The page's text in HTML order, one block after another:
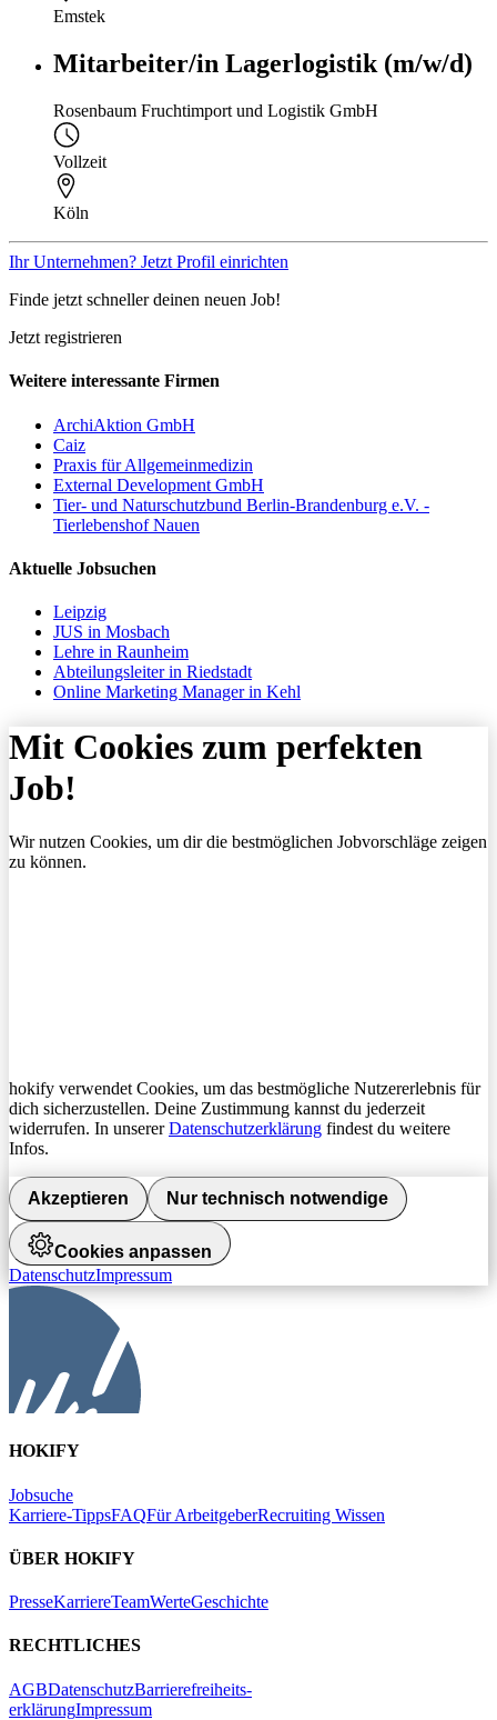
Emstek
Mitarbeiter/in Lagerlogistik (m/w/d)
Rosenbaum Fruchtimport und Logistik GmbH
Vollzeit
Köln
Ihr Unternehmen? Jetzt Profil einrichten
Finde jetzt schneller deinen neuen Job!
Jetzt registrieren
Weitere interessante Firmen
ArchiAktion GmbH
Caiz
Praxis für Allgemeinmedizin
External Development GmbH
Tier- und Naturschutzbund Berlin-Brandenburg e.V. -
Tierlebenshof Nauen
Aktuelle Jobsuchen
Leipzig
JUS in Mosbach
Lehre in Raunheim
Abteilungsleiter in Riedstadt
Online Marketing Manager in Kehl
Mit Cookies zum perfekten
Job!
Wir nutzen Cookies, um dir die bestmöglichen Jobvorschläge zeigen
zu können.
hokify verwendet Cookies, um das bestmögliche Nutzererlebnis für
dich sicherzustellen. Deine Zustimmung kannst du jederzeit
widerrufen. In unsererDatenschutzerklärung findest du weitere
Infos.
Akzeptieren Nur technisch notwendige
Cookies anpassen
DatenschutzImpressum
HOKIFY
Jobsuche
Karriere-TippsFAQFür ArbeitgeberRecruiting Wissen
ÜBER HOKIFY
PresseKarriereTeamWerteGeschichte
RECHTLICHES
AGBDatenschutzBarrierefreiheits-
erklärungImpressum